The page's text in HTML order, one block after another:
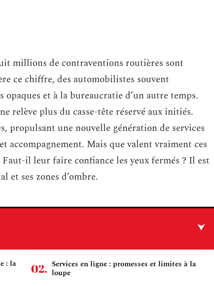
millions de contraventions routières sont
ce chiffre, des automobilistes souvent
opaques et à la bureaucratie d’un autre temps.
relève plus du casse-tête réservé aux initiés.
propulsant une nouvelle génération de services
Mais que valent vraiment ces
il leur faire confiance les yeux fermés ? Il est
et ses zones d’ombre.
: la Services en ligne : promesses et limites à la
loupe